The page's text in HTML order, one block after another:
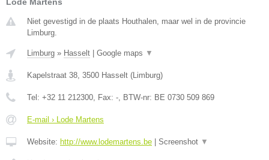
Niet gevestigd in de plaats Houthalen, maar wel in de provincie
Limburg.
Limburg » Hasselt Google maps ▼
Kapelstraat 38 3500 Hasselt ( Limburg)
Tel: +32 11 212300 , Fax: - , BTW-nr: BE 0730 509 869
E-mail › Lode Martens
Website: http://www.lodemartens.be Screenshot ▼